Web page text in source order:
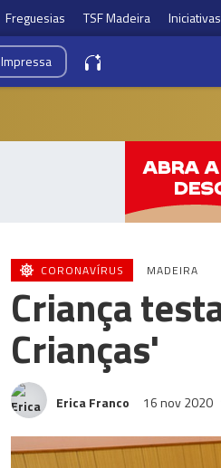
Freguesias TSF Madeira Iniciativas
Impressa
CORONAVÍRUS MADEIRA
Criança
Crianças'
Erica Franco 16 nov 2020